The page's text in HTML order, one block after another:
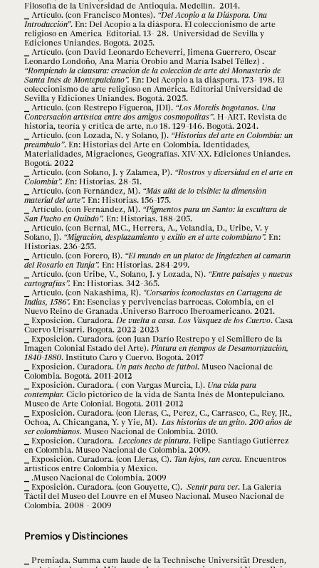
Filosofía de la Universidad de Antioquia. Medellín. 2014.
Artículo. (con Francisco Montes). “Del Acopio a la Diáspora. Una
Introducción”. En: Del Acopio a la diáspora. El coleccionismo de arte
religioso en América Editorial. 13- 28. Universidad de Sevilla y
Ediciones Uniandes. Bogotá. 2025.
Artículo. (con David Leonardo Echeverri, Jimena Guerrero, Óscar
Leonardo Londoño, Ana María Orobio and María Isabel Téllez) .
“Rompiendo la clausura: creación de la colección de arte del Monasterio de
Santa Inés de Montepulciano”. En: Del Acopio a la diáspora. 173- 198. El
coleccionismo de arte religioso en América. Editorial Universidad de
Sevilla y Ediciones Uniandes. Bogotá. 2025.
Artículo. (con Restrepo Figueroa, JDI). “Los Morelis bogotanos. Una
Conversación artística entre dos amigos cosmopolitas”. H-ART. Revista de
historia, teoría y crítica de arte, n.o 18. 129-146. Bogotá. 2024.
Artículo. (con Lozada, N. y Solano, J). “Historias del arte en Colombia: un
preámbulo”. En: Historias del Arte en Colombia. Identidades,
Materialidades, Migraciones, Geografías. XIV-XX. Ediciones Uniandes.
Bogotá. 2022
Artículo. (con Solano, J. y Zalamea, P). “Rostros y diversidad en el arte en
Colombia”. En: Historias. 28-51.
Artículo. (con Fernández, M). “Más allá de lo visible: la dimensión
material del arte”. En: Historias. 156-175.
Artículo. (con Fernández, M). “Pigmentos para un Santo: la escultura de
San Pacho en Quibdó”. En: Historias. 188-205.
Artículo. (con Bernal, MC., Herrera, A., Velandia, D., Uribe, V. y
Solano, J). “Migración, desplazamiento y exilio en el arte colombiano”.En:
Historias. 236-255.
Artículo. (con Forero, B). “El mundo en un plato: de Jingdezhen al camarín
del Rosario en Tunja”. En: Historias. 284-299.
Artículo. (con Uribe, V., Solano, J. y Lozada, N). “Entre paisajes y nuevas
cartografías”. En: Historias. 342-365.
Artículo. (con Nakashima, R). "Corsarios iconoclastas en Cartagena de
Indias, 1586". En: Esencias y pervivencias barrocas. Colombia, en el
Nuevo Reino de Granada .Universo Barroco Iberoamericano. 2021.
Exposición. Curadora. De vuelta a casa. Los Vásquez de los Cuervo. Casa
Cuervo Urisarri. Bogotá. 2022-2023
Exposición. Curadora. (con Juan Darío Restrepo y el Semillero de la
Imagen Colonial Estado del Arte). Pintura en tiempos de Desamortización,
1840-1880. Instituto Caro y Cuervo. Bogotá. 2017
Exposición. Curadora. Un país hecho de fútbol. Museo Nacional de
Colombia. Bogotá. 2011-2012
Exposición. Curadora. ( con Vargas Murcia, L). Una vida para
contemplar. Ciclo pictórico de la vida de Santa Inés de Montepulciano.
Museo de Arte Colonial. Bogotá. 2011-2012
Exposición. Curadora. (con Lleras, C., Perez, C., Carrasco, C., Rey, JR.,
Ochoa, A. Chicangana, Y. y Yie, M). Las historias de un grito. 200 años de
ser colombianos. Museo Nacional de Colombia. 2010.
Exposición. Curadora. Lecciones de pintura. Felipe Santiago Gutiérrez
en Colombia. Museo Nacional de Colombia. 2009.
Exposición. Curadora. (con Lleras, C). Tan lejos, tan cerca. Encuentros
artísticos entre Colombia y México.
.Museo Nacional de Colombia. 2009
Exposición. Curadora. (con Gouyette, C). Sentir para ver. La Galería
Táctil del Museo del Louvre en el Museo Nacional. Museo Nacional de
Colombia. 2008 - 2009
Premios y Distinciones
Premiada. Summa cum laude de la Technische Universität Dresden,